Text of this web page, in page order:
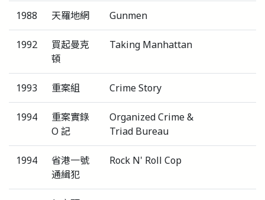
1988 天羅地網 Gunmen
1992
買起曼克
頓
Taking Manhattan
1993 重案組 Crime Story
1994
重案實錄
O 記
Organized Crime &
Triad Bureau
1994
省港一號
通緝犯
Rock N' Roll Cop